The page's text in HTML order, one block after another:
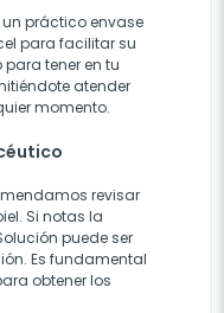
un práctico envase
para facilitar su
tener en tu
atender
momento.
revisar
Si notas la
puede ser
Es fundamental
obtener los